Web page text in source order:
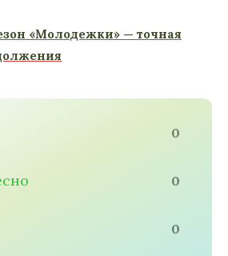
«Молодежки» — точная
0
0
0